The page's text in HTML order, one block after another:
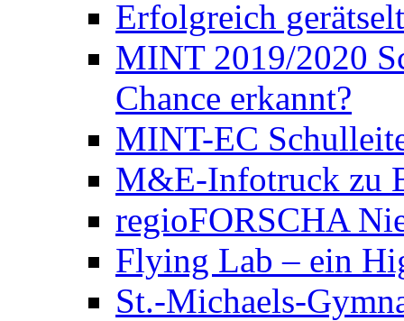
Erfolgreich gerätselt
MINT 2019/2020
Chance erkannt?
MINT-EC
M&E-Infotruck zu
regioFORSCHA
Flying Lab – ein
St.-Michaels-